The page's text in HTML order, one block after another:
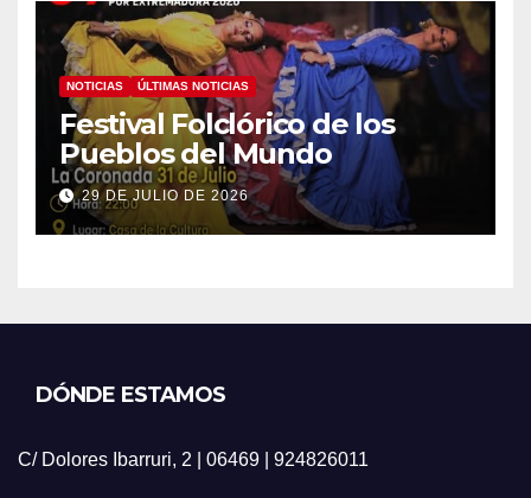
NOTICIAS ÚLTIMAS NOTICIAS
Festival Folclórico de los
Pueblos del Mundo
29 DE JULIO DE 2026
DÓNDE ESTAMOS
C/ Dolores Ibarruri, 2 | 06469 | 924826011